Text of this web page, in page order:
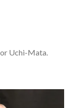
Uchi-Mata.